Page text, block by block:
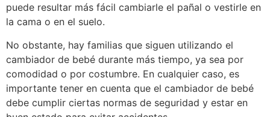
puede resultar más fácil cambiarle el pañal o vestirle en
la cama o en el suelo.
No obstante, hay familias que siguen utilizando el
cambiador de bebé durante más tiempo, ya sea por
comodidad o por costumbre. En cualquier caso, es
importante tener en cuenta que el cambiador de bebé
debe cumplir ciertas normas de seguridad y estar en